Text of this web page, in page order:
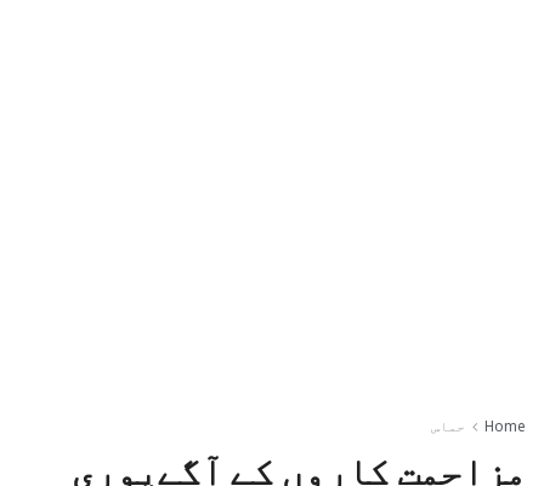
Home حماس
مزاحمت کاروں کے آگےپوری